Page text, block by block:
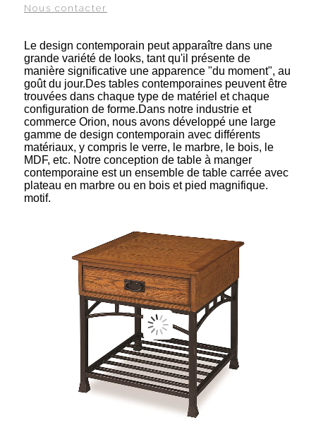
Nous contacter
Le design contemporain peut apparaître dans une
grande variété de looks, tant qu'il présente de
manière significative une apparence "du moment", au
goût du jour.Des tables contemporaines peuvent être
trouvées dans chaque type de matériel et chaque
configuration de forme.Dans notre industrie et
commerce Orion, nous avons développé une large
gamme de design contemporain avec différents
matériaux, y compris le verre, le marbre, le bois, le
MDF, etc. Notre conception de table à manger
contemporaine est un ensemble de table carrée avec
plateau en marbre ou en bois et pied magnifique.
motif.